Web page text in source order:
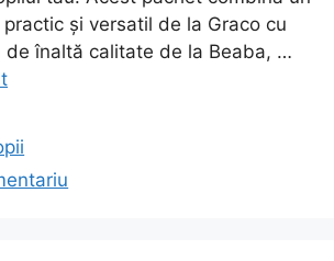
și versatil de la Graco cu
de înaltă calitate de la Beaba, …